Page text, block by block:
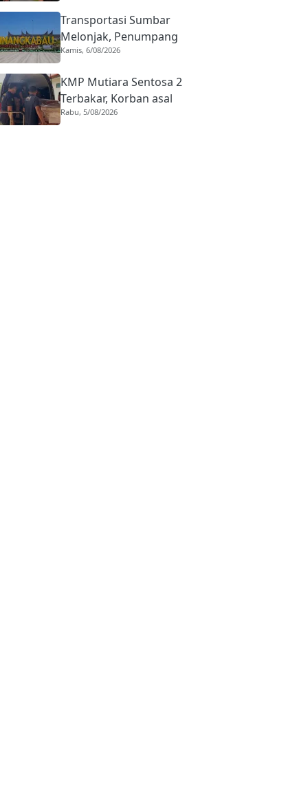
Transportasi Sumbar
Melonjak, Penumpang
Pesawat Domestik dari
Persen
Kamis, 6/08/2026
KMP Mutiara Sentosa 2
Terbakar, Korban asal
Sumbar Rino Eka Putra
Rabu, 5/08/2026